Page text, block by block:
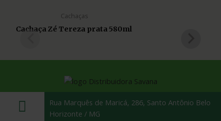
Cachaças
Cachaça Zé Tereza prata 580ml
Rua Marquês de Maricá, 286, Santo Antônio Belo
Horizonte / MG